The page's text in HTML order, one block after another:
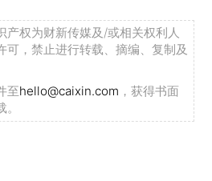
产权为财新传媒及/或相关权利人
可，禁止进行转载、摘编、复制及
至hello@caixin.com ，获得书面